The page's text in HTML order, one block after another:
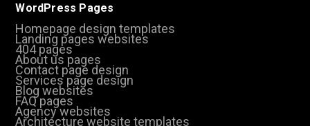
WordPress Pages
Homepage design templates
Landing pages websites
404 pages
About us pages
Contact page design
Services page design
Blog websites
FAQ pages
Agency websites
Architecture website templates